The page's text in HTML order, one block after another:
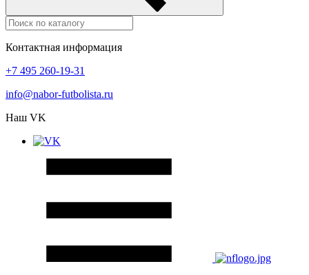
Контактная информация
+7 495 260-19-31
info@nabor-futbolista.ru
Наш VK